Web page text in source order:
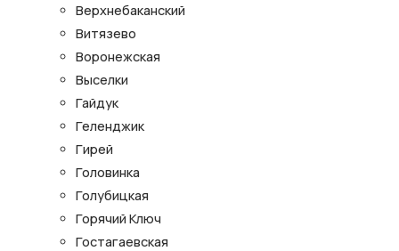
Верхнебаканский
Витязево
Воронежская
Выселки
Гайдук
Геленджик
Гирей
Головинка
Голубицкая
Горячий Ключ
Гостагаевская